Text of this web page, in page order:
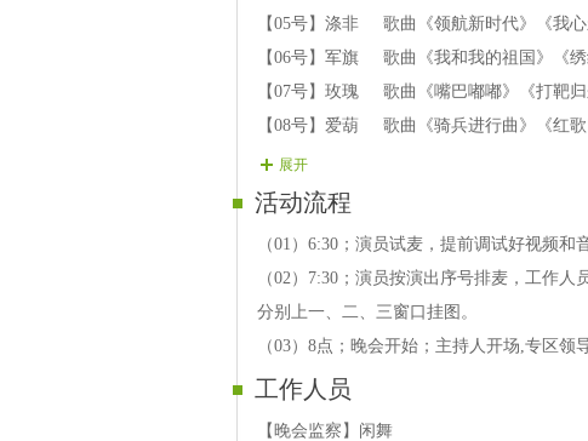
【05号】涤非 歌曲《领航新时代》《我心
【06号】军旗 歌曲《我和我的祖国》《绣
【07号】玫瑰 歌曲《嘴巴嘟嘟》《打靶归
【08号】爱葫 歌曲《骑兵进行曲》《红歌
【09号】飞扬 歌曲《驼铃》《小草》
【10号】细雨 歌曲《沂蒙山小调》《阿瓦
展开
活动流程
（01）6:30；演员试麦，提前调试好视频和
（02）7:30；演员按演出序号排麦，工作
分别上一、二、三窗口挂图。
（03）8点；晚会开始；主持人开场,专区领
工作人员
【晚会监察】闲舞